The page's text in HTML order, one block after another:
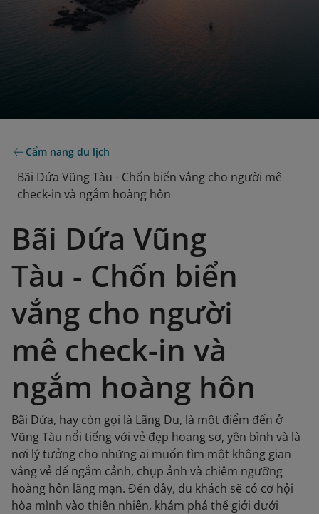
Cẩm nang du lịch
Bãi Dứa Vũng Tàu - Chốn biển vắng cho người mê
check-in và ngắm hoàng hôn
Bãi Dứa Vũng
Tàu - Chốn biển
vắng cho người
mê check-in và
ngắm hoàng hôn
Bãi Dứa, hay còn gọi là Lãng Du, là một điểm đến ở
Vũng Tàu nổi tiếng với vẻ đẹp hoang sơ, yên bình và là
nơi lý tưởng cho những ai muốn tìm một không gian
vắng vẻ để ngắm cảnh, chụp ảnh và chiêm ngưỡng
hoàng hôn lãng mạn. Đến đây, du khách sẽ có cơ hội
hòa mình vào thiên nhiên, khám phá thế giới dưới